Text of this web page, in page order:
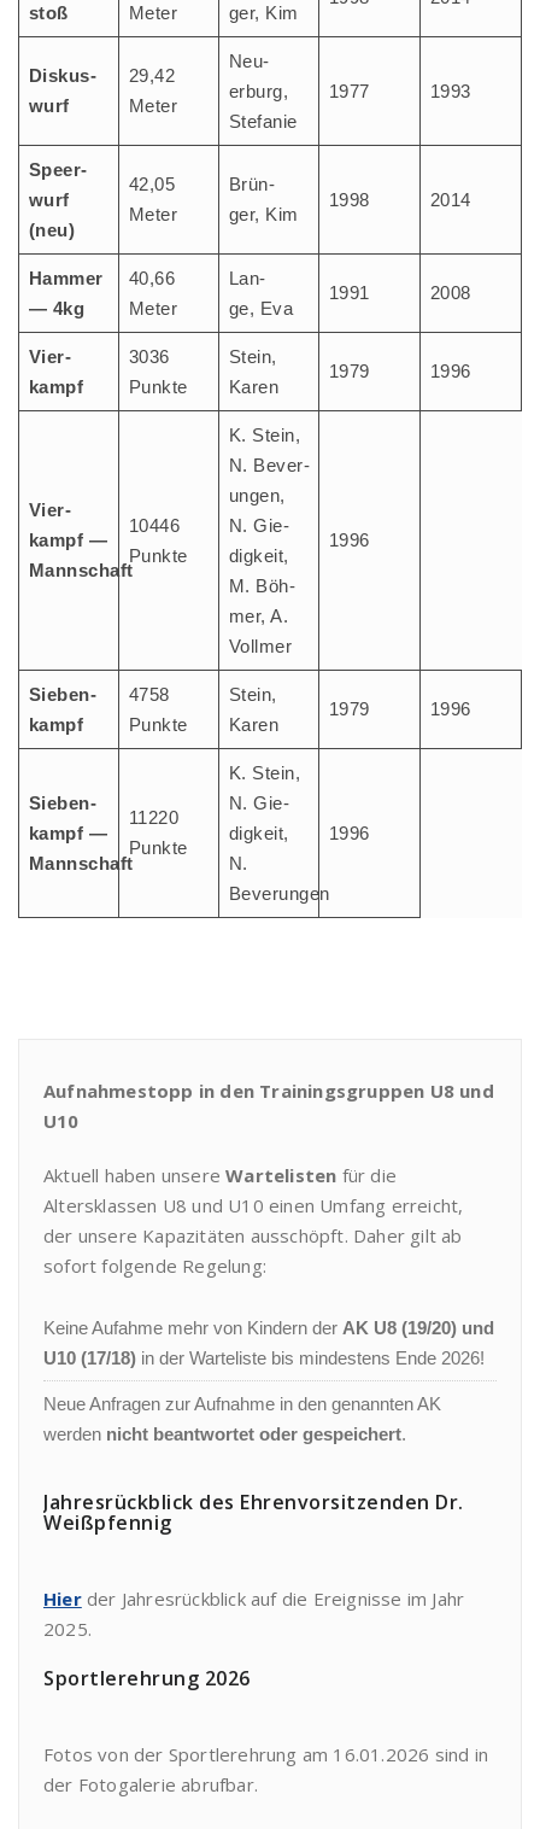
stoß Meter ger, Kim
Dis­kus­
wurf
29,42
Meter
Neu­
erburg,
Stefanie
1977 1993
Speer­
wurf
(neu)
42,05
Meter
Brün­
ger, Kim
1998 2014
Ham­mer
— 4kg
40,66
Meter
Lan­
ge, Eva
1991 2008
Vier­
kampf
3036
Punk­te
Stein,
Karen
1979 1996
Vier­
kampf —
Mannschaft
10446
Punk­te
K. Stein,
N. Bever­
un­gen,
N. Gie­
dig­keit,
M. Böh­
mer, A.
Vollmer
1996
Sie­ben­
kampf
4758
Punk­te
Stein,
Karen
1979 1996
Sie­ben­
kampf —
Mannschaft
11220
Punk­te
K. Stein,
N. Gie­
dig­keit,
N.
Beverungen
1996
Aufnahmestopp in den Trainingsgruppen U8 und
U10
Aktuell haben unsereWartelisten für die
Altersklassen U8 und U10 einen Umfang erreicht,
der unsere Kapazitäten ausschöpft. Daher gilt ab
sofort folgende Regelung:
Keine Aufahme mehr von Kindern der AK U8 (19/20) und
U10 (17/18) in der Warteliste bis mindestens Ende 2026!
Neue Anfragen zur Aufnahme in den genannten AK
werden nicht beantwortet oder gespeichert.
Jahresrückblick des Ehrenvorsitzenden Dr.
Weißpfennig
Hierder Jahresrückblick auf die Ereignisse im Jahr
2025.
Sportlerehrung 2026
Fotos von der Sportlerehrung am 16.01.2026 sind in
der Fotogalerie abrufbar.